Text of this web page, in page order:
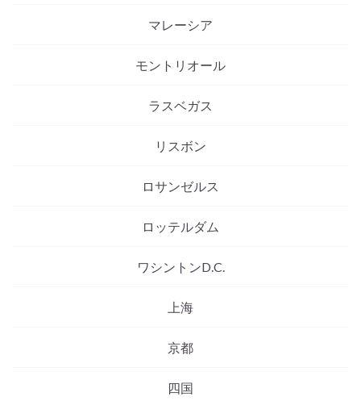
マレーシア
モントリオール
ラスベガス
リスボン
ロサンゼルス
ロッテルダム
ワシントンD.C.
上海
京都
四国